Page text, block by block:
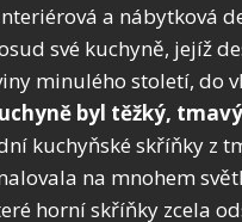
a nábytková
své kuchyně, jejíž
minulého století, do
byl těžký,
kuchyňské skříňky z
na mnohem
horní skříňky zcela